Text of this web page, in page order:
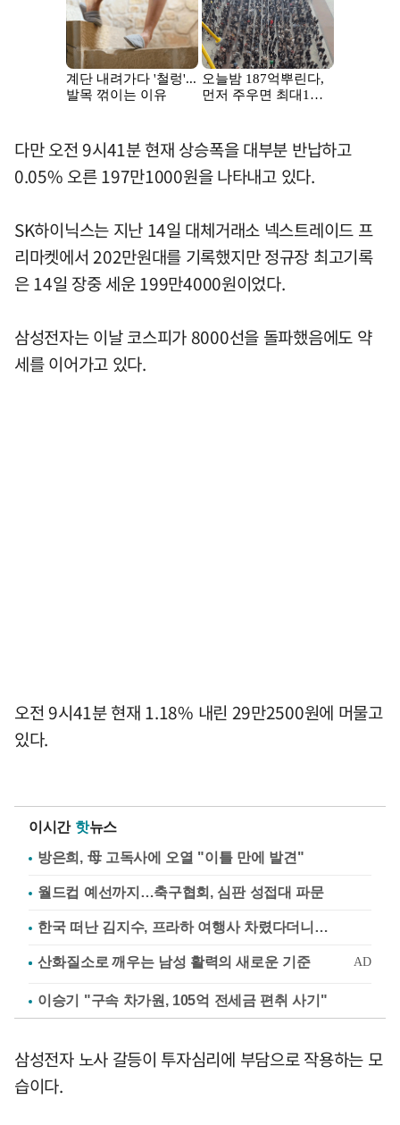
다만 오전 9시41분 현재 상승폭을 대부분 반납하고
0.05% 오른 197만1000원을 나타내고 있다.
SK하이닉스는 지난 14일 대체거래소 넥스트레이드 프
리마켓에서 202만원대를 기록했지만 정규장 최고기록
은 14일 장중 세운 199만4000원이었다.
삼성전자는 이날 코스피가 8000선을 돌파했음에도 약
세를 이어가고 있다.
오전 9시41분 현재 1.18% 내린 29만2500원에 머물고
있다.
이시간 핫뉴스
방은희, 母 고독사에 오열 "이틀 만에 발견"
월드컵 예선까지…축구협회, 심판 성접대 파문
한국 떠난 김지수, 프라하 여행사 차렸다더니…
이승기 "구속 차가원, 105억 전세금 편취 사기"
삼성전자 노사 갈등이 투자심리에 부담으로 작용하는 모
습이다.